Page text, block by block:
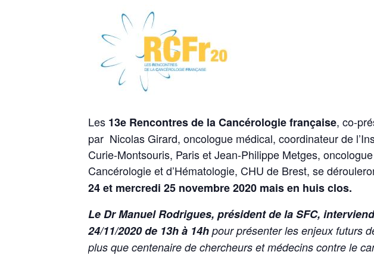
Les 13e Rencontres de la Cancérologie française, co-
par Nicolas Girard, oncologue médical, coordinateur de
Curie-Montsouris, Paris et Jean-Philippe Metges,
Cancérologie et d’Hématologie, CHU de Brest, se
24 et mercredi 25 novembre 2020 mais en huis clos.
Le Dr Manuel Rodrigues, président de la SFC,
24/11/2020 de 13h à 14h pour présenter les enjeux futurs
plus que centenaire de chercheurs et médecins contre le